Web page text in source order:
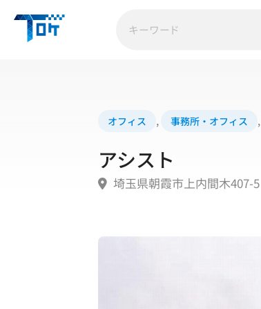
オフィス , 事務所・オフィス ,
アシスト
埼玉県朝霞市上内間木407-5